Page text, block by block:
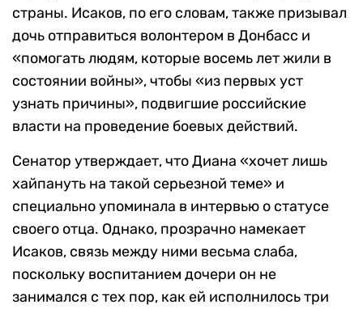
страны. Исаков, по его словам, также призывал
дочь отправиться волонтером в Донбасс и
«помогать людям, которые восемь лет жили в
состоянии войны», чтобы «из первых уст
узнать причины», подвигшие российские
власти на проведение боевых действий.
Сенатор утверждает, что Диана «хочет лишь
хайпануть на такой серьезной теме» и
специально упоминала в интервью о статусе
своего отца. Однако, прозрачно намекает
Исаков, связь между ними весьма слаба,
поскольку воспитанием дочери он не
занимался с тех пор, как ей исполнилось три